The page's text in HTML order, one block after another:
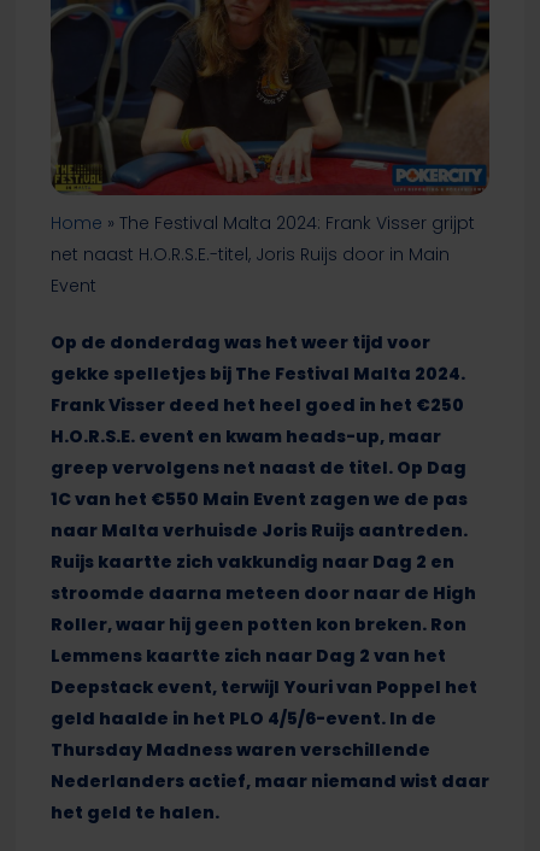
Home » The Festival Malta 2024: Frank Visser grijpt
net naast H.O.R.S.E.-titel, Joris Ruijs door in Main
Event
Op de donderdag was het weer tijd voor
gekke spelletjes bij The Festival Malta 2024.
Frank Visser deed het heel goed in het €250
H.O.R.S.E. event en kwam heads-up, maar
greep vervolgens net naast de titel. Op Dag
1C van het €550 Main Event zagen we de pas
naar Malta verhuisde Joris Ruijs aantreden.
Ruijs kaartte zich vakkundig naar Dag 2 en
stroomde daarna meteen door naar de High
Roller, waar hij geen potten kon breken. Ron
Lemmens kaartte zich naar Dag 2 van het
Deepstack event, terwijl Youri van Poppel het
geld haalde in het PLO 4/5/6-event. In de
Thursday Madness waren verschillende
Nederlanders actief, maar niemand wist daar
het geld te halen.